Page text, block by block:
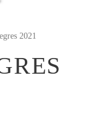
2021